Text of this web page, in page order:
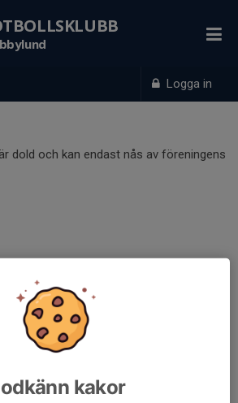
Logga in
dold och kan endast nås av föreningens
kakor